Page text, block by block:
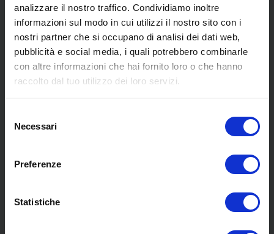
analizzare il nostro traffico. Condividiamo inoltre
informazioni sul modo in cui utilizzi il nostro sito con i
nostri partner che si occupano di analisi dei dati web,
pubblicità e social media, i quali potrebbero combinarle
con altre informazioni che hai fornito loro o che hanno
raccolto dal tuo utilizzo dei loro servizi.
delNecessari
Preferenze
Statistiche
SCOPRI I NOSTRI CENTRI
MENU
Chi siamo
Servizi
Blog